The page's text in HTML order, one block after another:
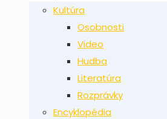
Kultúra
Osobnosti
Video
Hudba
Literatúra
Rozprávky
Encyklopédia